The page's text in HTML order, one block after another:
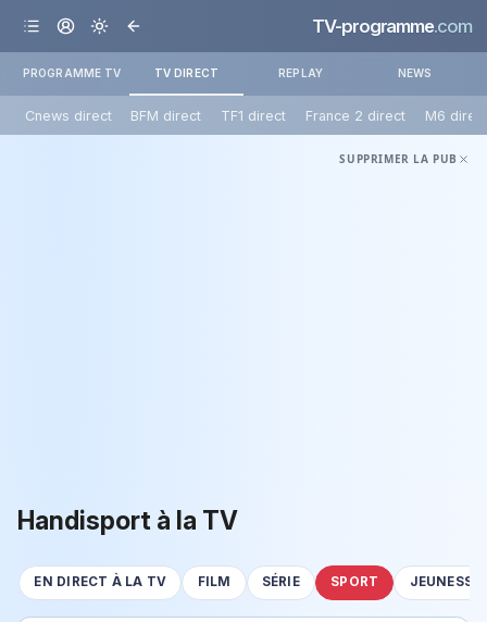
TV-programme.com
PROGRAMME TV TV DIRECT REPLAY NEWS
Cnews direct BFM direct TF1 direct France 2 direct M6
SUPPRIMER LA PUB
Handisport à la TV
EN DIRECT À LA TV FILM SÉRIE SPORT JEUNESSE